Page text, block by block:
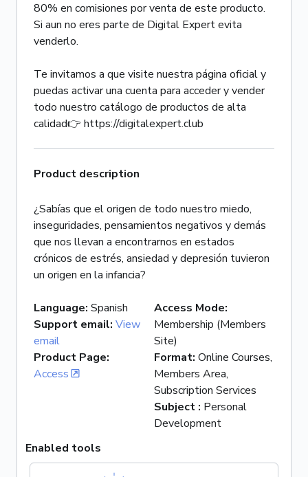
80% en comisiones por venta de este producto.
Si aun no eres parte de Digital Expert evita
venderlo.
Te invitamos a que visite nuestra página oficial y
puedas activar una cuenta para acceder y vender
todo nuestro catálogo de productos de alta
calidad👉 https://digitalexpert.club
Product description
¿Sabías que el origen de todo nuestro miedo,
inseguridades, pensamientos negativos y demás
que nos llevan a encontrarnos en estados
crónicos de estrés, ansiedad y depresión tuvieron
un origen en la infancia?
Language: Spanish
Support email: View
email
Product Page:
Access
Access Mode:
Membership (Members
Site)
Format: Online Courses,
Members Area,
Subscription Services
Subject : Personal
Development
Enabled tools